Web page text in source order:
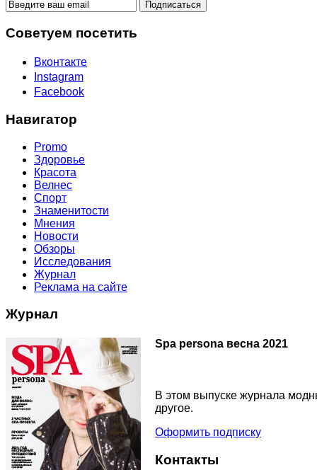
Советуем посетить
Вконтакте
Instagram
Facebook
Навигатор
Promo
Здоровье
Красота
Велнес
Спорт
Знаменитости
Мнения
Новости
Обзоры
Исследования
Журнал
Реклама на сайте
Журнал
Spa persona весна 2021
В этом выпуске журнала
другое.
Оформить подписку
Контакты